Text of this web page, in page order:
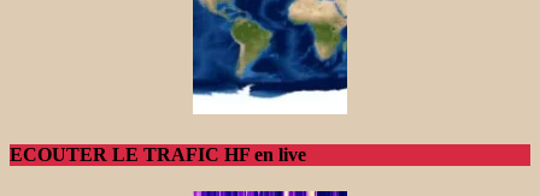
ECOUTER LE TRAFIC HF en live